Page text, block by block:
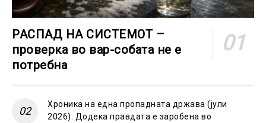
РАСПАД НА СИСТЕМОТ –
проверка во вар-собата не е
потребна
Хроника на една пропадната држава (јули
2026): Додека правдата е заробена во